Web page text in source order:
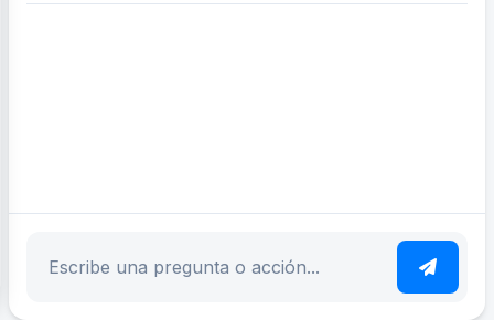
Escribe tu pregunta